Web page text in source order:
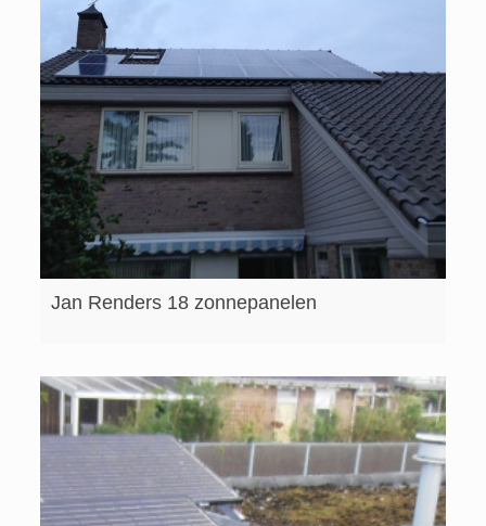
Jan Renders 18 zonnepanelen